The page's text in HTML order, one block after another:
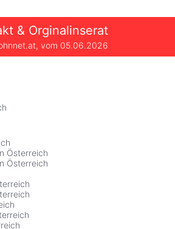
& Orginalinserat
vom 05.06.2026
Österreich
Österreich